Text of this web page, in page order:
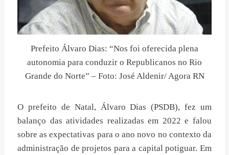
Prefeito Álvaro Dias: “Nos foi oferecida plena
autonomia para conduzir o Republicanos no Rio
Grande do Norte” – Foto: José Aldenir/ Agora RN
O prefeito de Natal, Álvaro Dias (PSDB), fez um
balanço das atividades realizadas em 2022 e falou
sobre as expectativas para o ano novo no contexto da
administração de projetos para a capital potiguar. Em